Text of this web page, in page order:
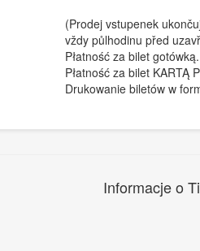
(Prodej vstupenek
vždy půlhodinu před
Płatność za bilet gotówką.
Płatność za bilet KARTĄ
Drukowanie biletów w
Informacje o